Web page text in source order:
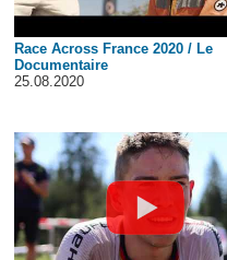
Race Across France 2020 / Le
Documentaire
25.08.2020